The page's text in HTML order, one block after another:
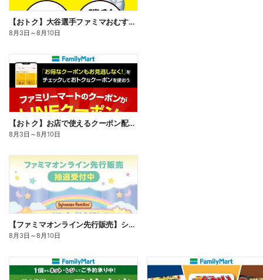
【おトク】大谷選手ファミマおむすび割
8月3日 ～8月10日
【おトク】お店で使えるクーポン配信中
8月3日 ～8月10日
【ファミマオンライン先行販売】シルバニアファミリー
8月3日 ～8月10日